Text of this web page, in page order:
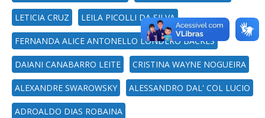
LETICIA CRUZ LEILA PICOLLI DA SILVA
FERNANDA ALICE ANTONELLO LONDERO BACKES
DAIANI CANABARRO LEITE CRISTINA WAYNE NOGUEIRA
ALEXANDRE SWAROWSKY ALESSANDRO DAL' COL LUCIO
ADROALDO DIAS ROBAINA